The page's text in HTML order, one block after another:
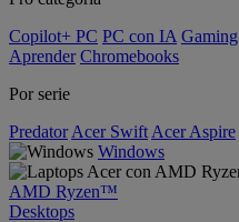
Copilot+ PC PC con IA Gaming
Aprender Chromebooks
Por serie
Predator Acer Swift Acer Aspire
Windows
AMD Ryzen™
Desktops